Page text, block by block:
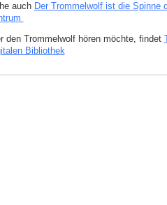
auch Der Trommelwolf ist die Spinne
den Trommelwolf hören möchte, findet
Bibliothek